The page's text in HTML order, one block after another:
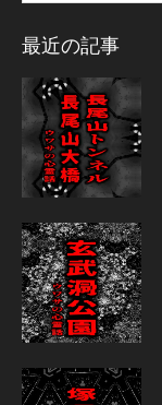
最近の記事